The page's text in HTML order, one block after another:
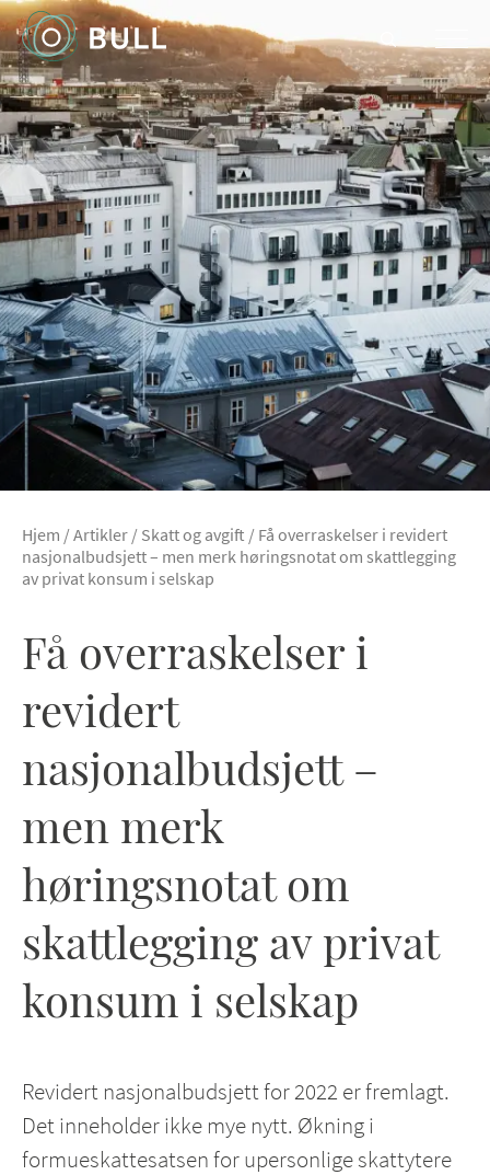
Hjem /Artikler / Skatt og avgift / Få overraskelser i revidert
nasjonalbudsjett – men merk høringsnotat om skattlegging
av privat konsum i selskap
Få overraskelser i
revidert
nasjonalbudsjett –
men merk
høringsnotat om
skattlegging av privat
konsum i selskap
Revidert nasjonalbudsjett for 2022 er fremlagt.
Det inneholder ikke mye nytt. Økning i
formueskattesatsen for upersonlige skattytere